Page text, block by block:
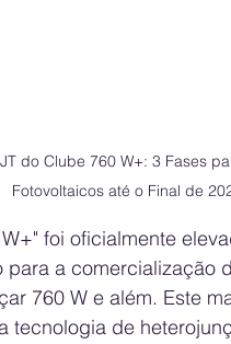
do Clube 760 W+: 3 Fases
Fotovoltaicos até o Final de
foi oficialmente
a comercialização
760 W e além. Este
tecnologia de